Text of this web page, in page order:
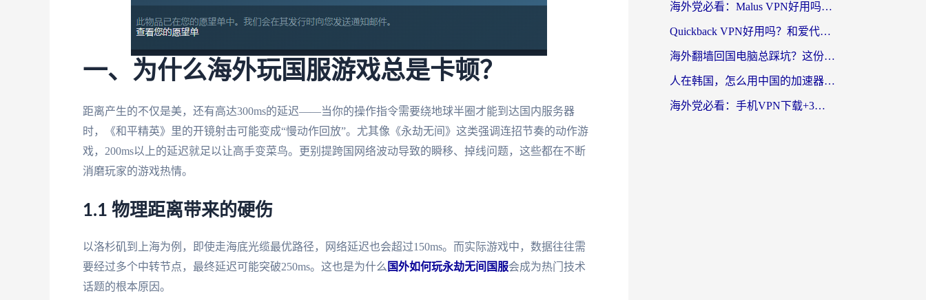
一、为什么海外玩国服游戏总是卡顿？
距离产生的不仅是美，还有高达300ms的延迟——当你的操作指令需要绕地球半圈才能到达国内服务器
时，《和平精英》里的开镜射击可能变成“慢动作回放”。尤其像《永劫无间》这类强调连招节奏的动作游
戏，200ms以上的延迟就足以让高手变菜鸟。更别提跨国网络波动导致的瞬移、掉线问题，这些都在不断
消磨玩家的游戏热情。
1.1 物理距离带来的硬伤
以洛杉矶到上海为例，即使走海底光缆最优路径，网络延迟也会超过150ms。而实际游戏中，数据往往需
要经过多个中转节点，最终延迟可能突破250ms。这也是为什么 国外如何玩永劫无间国服会成为热门技术
话题的根本原因。
海外党必看：Malus VPN好用吗？和迅猛兔VPN对比哪个回国效果更好？附真实体验与避坑指南
Quickback VPN好用吗？和爱代理VPN对比哪个回国效果更好？
海外翻墙回国电脑总踩坑？这份实测指南帮你选对加速器（附ChickCNinitapMalus对比）
人在韩国，怎么用中国的加速器刷剧打游戏？这份真实体验指南给你答案
海外党必看：手机VPN下载+3步选对回国加速器，无缝刷国内资源不再愁